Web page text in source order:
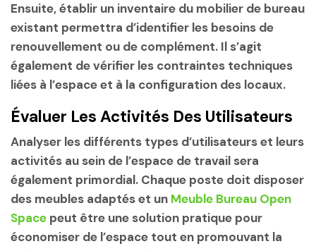
Ensuite, établir un inventaire du mobilier de bureau
existant permettra d’identifier les besoins de
renouvellement ou de complément. Il s’agit
également de vérifier les contraintes techniques
liées à l’espace et à la configuration des locaux.
Évaluer Les Activités Des Utilisateurs
Analyser les différents types d’utilisateurs et leurs
activités au sein de l’espace de travail sera
également primordial. Chaque poste doit disposer
des meubles adaptés et un Meuble Bureau Open
Space peut être une solution pratique pour
économiser de l’espace tout en promouvant la